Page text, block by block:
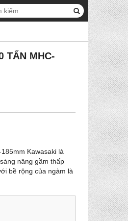
TẤN MHC-
Kawasaki là
nâng gầm thấp
bề rộng của ngàm là